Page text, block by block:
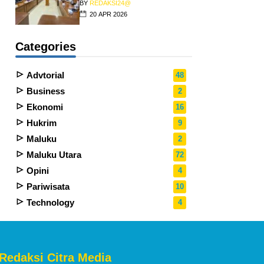
BY REDAKSI24@
20 APR 2026
Categories
Advtorial 48
Business 2
Ekonomi 16
Hukrim 9
Maluku 2
Maluku Utara 72
Opini 4
Pariwisata 10
Technology 4
Citra Media